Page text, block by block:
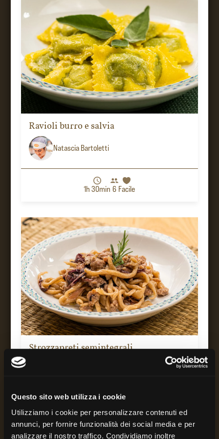
Questo sito web utilizza i cookie
Utilizziamo i cookie per personalizzare contenuti ed
annunci, per fornire funzionalità dei social media e per
analizzare il nostro traffico. Condividiamo inoltre
Ravioli burro e salvia
Natascia Bartoletti
1h 30min 6 Facile
Strozzapreti semintegrali
1h 6 Facile
Italiano